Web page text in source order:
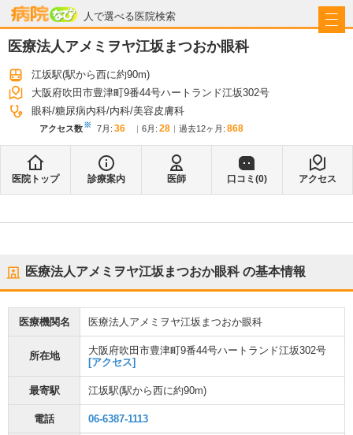
人で選べる医院検索
病院なび
医療法人アメミヲヤ江坂まつおか眼科
江坂駅(駅から西に約90m)
大阪府吹田市豊津町9番44号ハートランド江坂302号
眼科 糖尿病内科 内科 美容皮膚科
アクセス数※ 7月 : 36 6月 : 28 過去12ヶ月: 868
医院トップ 診療案内 医師 口コミ(0) アクセス
医療法人アメミヲヤ江坂まつおか眼科の基本情報
医療機関名 医療法人アメミヲヤ江坂まつおか眼科
所在地
大阪府吹田市豊津町9番44号ハートランド江坂302号
[アクセス]
最寄駅 江坂駅(駅から西に約90m)
電話 06-6387-1113